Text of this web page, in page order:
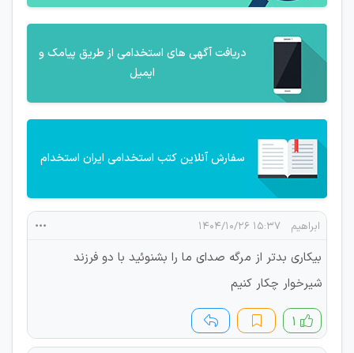
دریافت آگهی های استخدامی از طریق پیامک و
ایمیل
سفارش آنلاین کتب استخدامی ایران استخدام
ابراهیم ۱۵:۳۷ ۱۴۰۴/۱۰/۲۶
بیکاری بدتر از مرگه صدای ما را بشنوئید با دو فرزند
شیرخوار چکار کنیم
۱